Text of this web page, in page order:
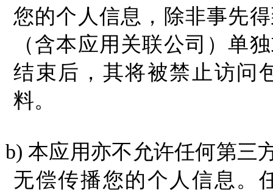
您的个人信息，除非事先
（含本应用 关联公司）单
结束后，其将被禁止访问
料。
b) 本应用亦不允许任何第三
无偿传播您的个人信息。